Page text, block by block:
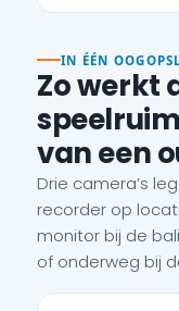
IN ÉÉN
Zo werkt
van een
Drie camera’s
recorder op
monitor bij de
of onderweg bij